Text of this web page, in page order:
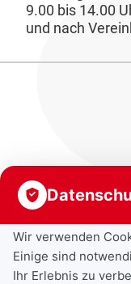
9.00 bis 14.00
und nach
Wir verwenden
Einige sind
Ihr Erlebnis zu